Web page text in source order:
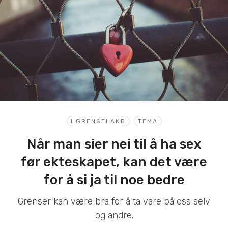
I GRENSELAND TEMA
Når man sier nei til å ha sex
før ekteskapet, kan det være
for å si ja til noe bedre
Grenser kan være bra for å ta vare på oss selv
og andre.